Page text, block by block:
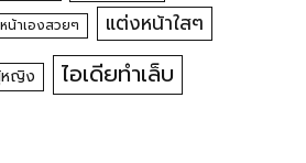
น้าเองสวยๆ แต่งหน้าใสๆ
หญิง ไอเดียทำเล็บ